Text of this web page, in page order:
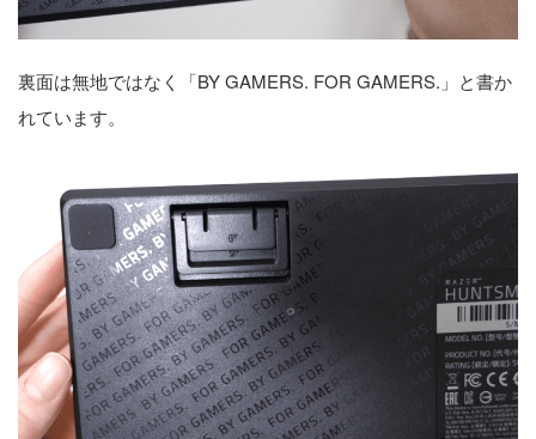
裏面は無地ではなく「BY GAMERS. FOR GAMERS.」と書か
れています。